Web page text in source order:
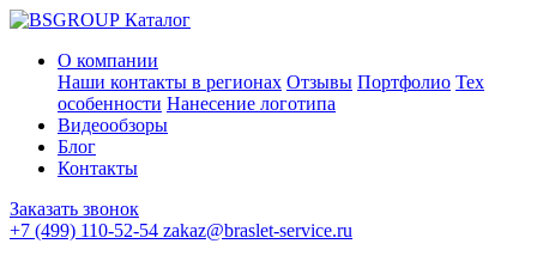
Каталог
О компании
Наши контакты в регионах Отзывы Портфолио Тех
особенности Нанесение логотипа
Видеообзоры
Блог
Контакты
Заказать звонок
+7 (499) 110-52-54 zakaz@braslet-service.ru